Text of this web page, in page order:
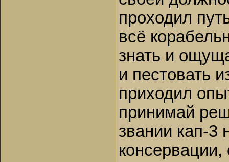
проходил
всё
знать и
и пестовать
приходил
принимай
звании кап-3